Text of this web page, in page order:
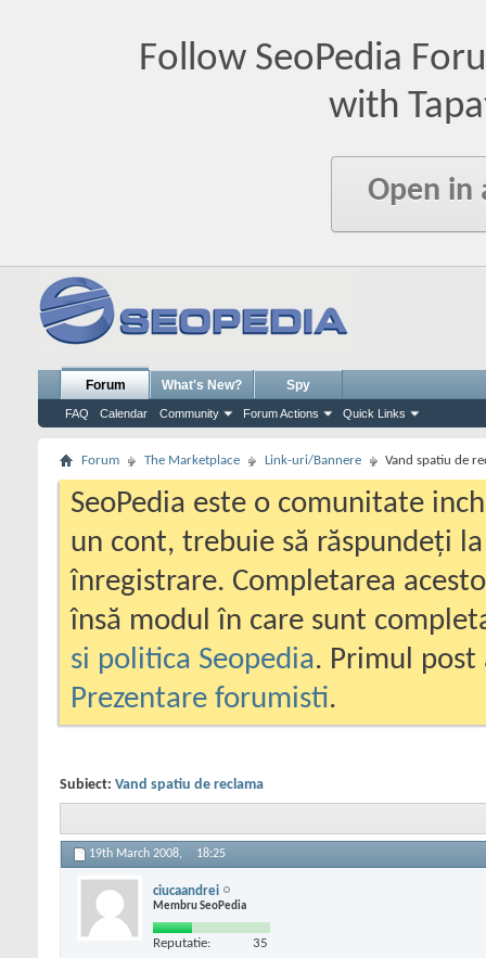
Follow SeoPedia
with
Open in
Forum
FAQ Calendar Community Forum Actions Quick Links
What's New? Spy
Forum The Marketplace Link-uri/Bannere Vand spatiu de
SeoPedia este o comunitate
un cont, trebuie să răspundeți
înregistrare. Completarea
însă modul în care sunt
si politica Seopedia. Primul
Prezentare forumisti.
Subiect: Vand spatiu de reclama
19th March 2008, 18:25
ciucaandrei
Membru SeoPedia
Reputatie: 35